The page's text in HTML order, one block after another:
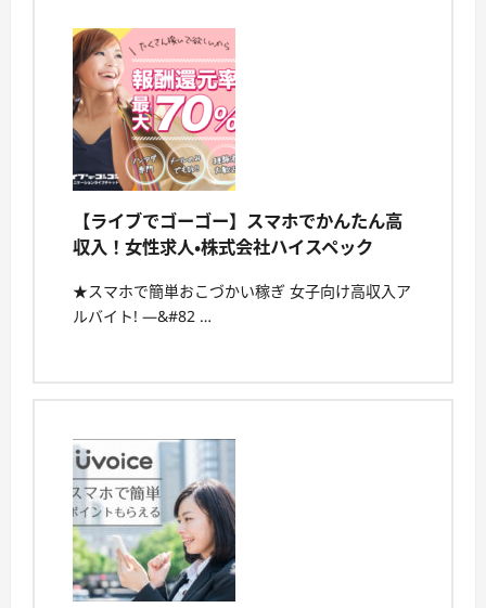
【ライブでゴーゴー】スマホでかんたん高
収入！女性求人・株式会社ハイスペック
★スマホで簡単おこづかい稼ぎ 女子向け高収入ア
ルバイト! —&#82 …